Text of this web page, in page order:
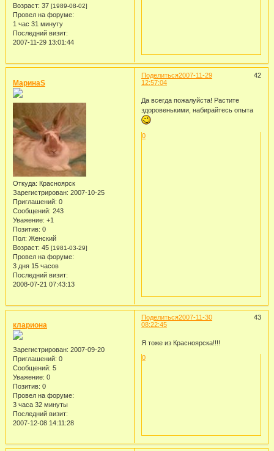
Возраст: 37 [1989-08-02]
Провел на форуме:
1 час 31 минуту
Последний визит:
2007-11-29 13:01:44
Поделиться 42
2007-11-29
12:57:04
МаринаS
Откуда: Красноярск
Зарегистрирован: 2007-10-25
Приглашений: 0
Сообщений: 243
Уважение: +1
Позитив: 0
Пол: Женский
Возраст: 45 [1981-03-29]
Провел на форуме:
3 дня 15 часов
Последний визит:
2008-07-21 07:43:13
Да всегда пожалуйста! Растите
здоровенькими, набирайтесь опыта
0
Поделиться 43
2007-11-30
08:22:45
клариона
Зарегистрирован: 2007-09-20
Приглашений: 0
Сообщений: 5
Уважение: 0
Позитив: 0
Провел на форуме:
3 часа 32 минуты
Последний визит:
2007-12-08 14:11:28
Я тоже из Красноярска!!!!
0